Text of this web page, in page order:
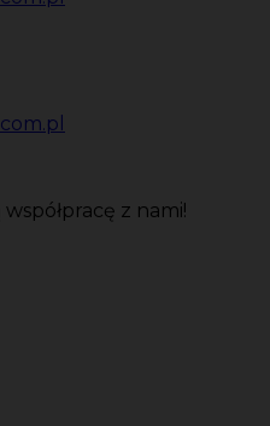
z nami!